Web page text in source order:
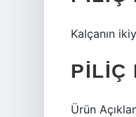
Kalçanın
PILIÇ
Ürün